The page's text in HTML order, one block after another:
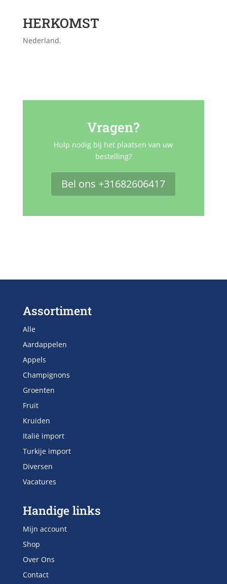
HERKOMST
Nederland.
Vragen?
Hulp nodig bij het plaatsen van uw
bestelling?
Bel ons +31682606417
Assortiment
Alle
Aardappelen
Appels
Champignons
Groenten
Fruit
Kruiden
Italië import
Turkije import
Diversen
Vacatures
Handige links
Mijn account
Shop
Over Ons
Contact